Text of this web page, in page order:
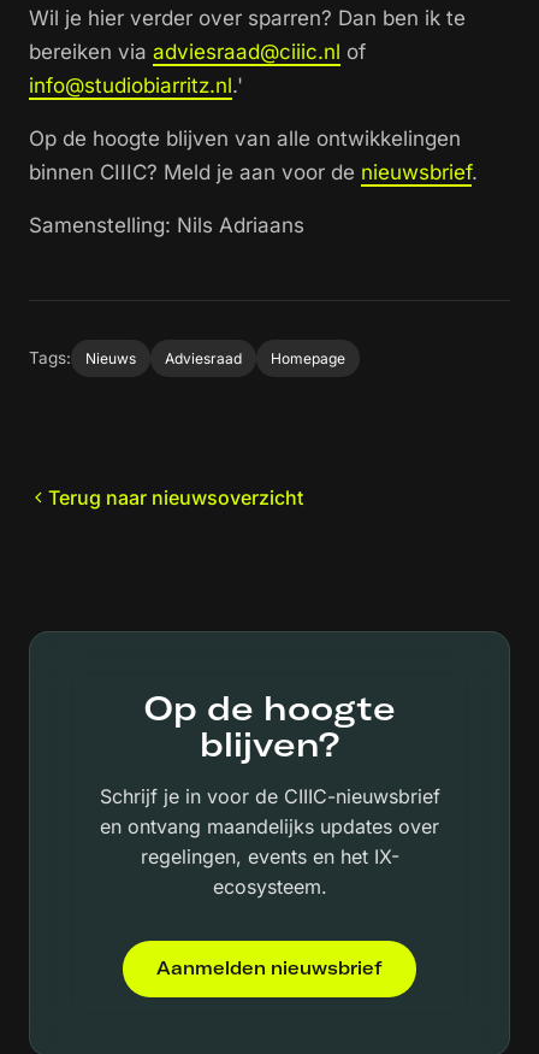
Wil je hier verder over sparren? Dan ben ik te
bereiken via adviesraad@ciiic.nl of
info@studiobiarritz.nl.'
Op de hoogte blijven van alle ontwikkelingen
binnen CIIIC? Meld je aan voor de nieuwsbrief.
Samenstelling: Nils Adriaans
Tags: Nieuws Adviesraad Homepage
Terug naar nieuwsoverzicht
Op de hoogte
blijven?
Schrijf je in voor de CIIIC-nieuwsbrief
en ontvang maandelijks updates over
regelingen, events en het IX-
ecosysteem.
Aanmelden nieuwsbrief